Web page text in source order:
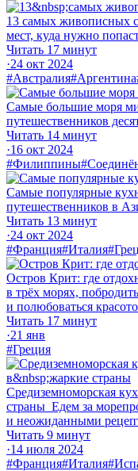
13 самых живописных
мест, куда нужно
Читать 17 минут
·24 окт 2024
#Австралия#Аргентина
Самые большие моря
путешественников
Читать 14 минут
·16 окт 2024
#Филиппины
Самые популярные
путешественников в
Читать 13 минут
·24 окт 2024
#Франция#Италия
Остров Крит: где
в трёх морях,
и полюбоваться
Читать 17 минут
·21 янв
#Греция
Средиземноморская
страны Едем за
и неожиданными
Читать 9 минут
·14 июля 2024
#Франция#Италия